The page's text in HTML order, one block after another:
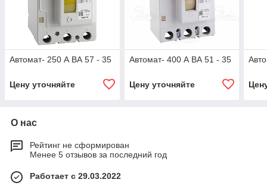
Автомат- 250 А ВА 57 - 35
Цену уточняйте
Автомат- 400 А ВА 51 - 35
Цену уточняйте
О нас
Рейтинг не сформирован
Менее 5 отзывов за последний год
Работает с 29.03.2022